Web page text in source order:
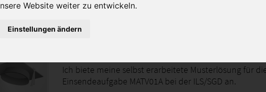
Website weiter zu entwickeln.
Einstellungen ändern
Ich biete meine selbst erarbeitete Musterlösung für
Einsendeaufgabe MATV01A bei der ILS/SGD an.